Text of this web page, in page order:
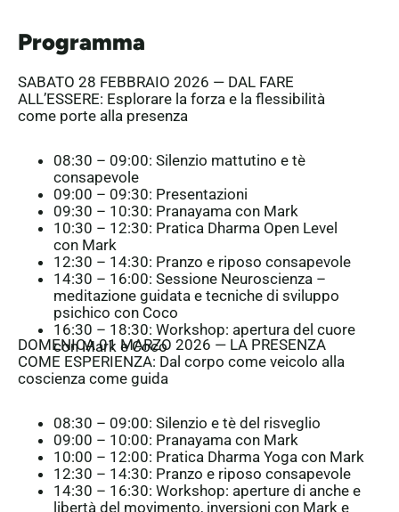
Programma
SABATO 28 FEBBRAIO 2026 — DAL FARE
ALL’ESSERE: Esplorare la forza e la flessibilità
come porte alla presenza
08:30 – 09:00: Silenzio mattutino e tè
consapevole
09:00 – 09:30: Presentazioni
09:30 – 10:30: Pranayama con Mark
10:30 – 12:30: Pratica Dharma Open Level
con Mark
12:30 – 14:30: Pranzo e riposo consapevole
14:30 – 16:00: Sessione Neuroscienza –
meditazione guidata e tecniche di sviluppo
psichico con Coco
16:30 – 18:30: Workshop: apertura del cuore
con Mark e Coco
DOMENICA 01 MARZO 2026 — LA PRESENZA
COME ESPERIENZA: Dal corpo come veicolo alla
coscienza come guida
08:30 – 09:00: Silenzio e tè del risveglio
09:00 – 10:00: Pranayama con Mark
10:00 – 12:00: Pratica Dharma Yoga con Mark
12:30 – 14:30: Pranzo e riposo consapevole
14:30 – 16:30: Workshop: aperture di anche e
libertà del movimento, inversioni con Mark e